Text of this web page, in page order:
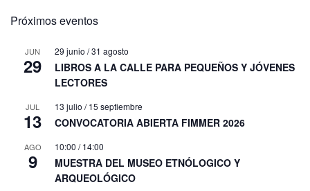
Próximos eventos
JUN
29
29 junio /31 agosto
LIBROS A LA CALLE PARA PEQUEÑOS Y JÓVENES
LECTORES
JUL
13
13 julio /15 septiembre
CONVOCATORIA ABIERTA FIMMER 2026
AGO
9
10:00 /14:00
MUESTRA DEL MUSEO ETNÓLOGICO Y
ARQUEOLÓGICO